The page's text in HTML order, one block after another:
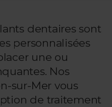
dentaires sont
personnalisées
une ou
Nos
sur-Mer vous
de traitement